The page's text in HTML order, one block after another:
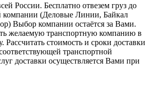
России. Бесплатно отвезем груз до
компании (Деловые Линии, Байкал
Выбор компании остаётся за Вами.
желаемую транспортную компанию в
Рассчитать стоимость и сроки доставки
транспортной
доставки осуществляется Вами при